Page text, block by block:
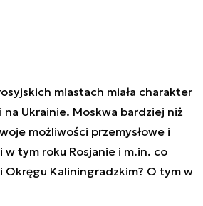
miastach miała charakter
Ukrainie. Moskwa bardziej niż
możliwości przemysłowe i
w tym roku Rosjanie i m.in. co
Okręgu Kaliningradzkim? O tym w